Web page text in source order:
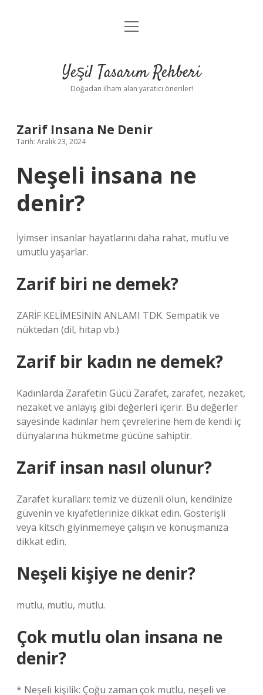
Anasayfa
Yasal Uyarı
menüyü
Yeşil Tasarım Rehberi
Doğadan ilham alan yaratıcı öneriler!
Zarif Insana Ne Denir
Tarih: Aralık 23, 2024
Neşeli insana ne
denir?
İyimser insanlar hayatlarını daha rahat, mutlu ve
umutlu yaşarlar.
Zarif biri ne demek?
ZARİF KELİMESİNİN ANLAMI TDK. Sempatik ve
nüktedan (dil, hitap vb.)
Zarif bir kadın ne demek?
Kadınlarda Zarafetin Gücü Zarafet, zarafet, nezaket,
nezaket ve anlayış gibi değerleri içerir. Bu değerler
sayesinde kadınlar hem çevrelerine hem de kendi iç
dünyalarına hükmetme gücüne sahiptir.
Zarif insan nasıl olunur?
Zarafet kuralları: temiz ve düzenli olun, kendinize
güvenin ve kıyafetlerinize dikkat edin. Gösterişli
veya kitsch giyinmemeye çalışın ve konuşmanıza
dikkat edin.
Neşeli kişiye ne denir?
mutlu, mutlu, mutlu.
Çok mutlu olan insana ne
denir?
* Neşeli kişilik: Çoğu zaman çok mutlu, neşeli ve